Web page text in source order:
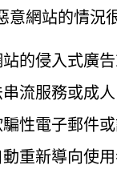
意網站的情況
的侵入式廣
流服務或成
性電子郵件
重新導向使